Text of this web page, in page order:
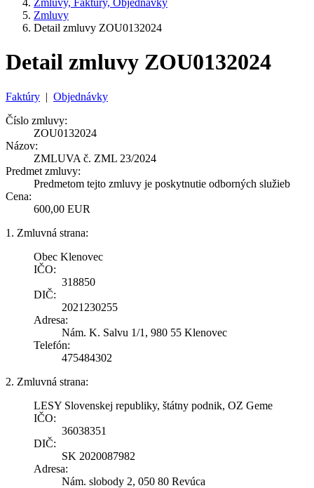
Zmluvy, Faktúry, Objednávky
Zmluvy
Detail zmluvy ZOU0132024
Detail zmluvy ZOU0132024
Faktúry | Objednávky
Číslo zmluvy:
ZOU0132024
Názov:
ZMLUVA č. ZML 23/2024
Predmet zmluvy:
Predmetom tejto zmluvy je poskytnutie odborných služieb
Cena:
600,00 EUR
1. Zmluvná strana:
Obec Klenovec
IČO:
318850
DIČ:
2021230255
Adresa:
Nám. K. Salvu 1/1, 980 55 Klenovec
Telefón:
475484302
2. Zmluvná strana:
LESY Slovenskej republiky, štátny podnik, OZ Geme
IČO:
36038351
DIČ:
SK 2020087982
Adresa:
Nám. slobody 2, 050 80 Revúca